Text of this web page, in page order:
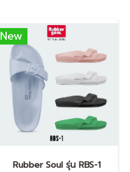
New
Rubber Soul รุ่น RBS-1